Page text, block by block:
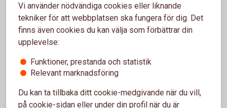
utrikes födda. Det är positivt eftersom många tidigare har
haft det svårt att komma in på arbetsmarknaden säger
Pernilla Johansson.
www.swedbank.se/sru .
Pernilla
, seniorekonom, Swedbank, tfn +
Vi använder nödvändiga cookies eller liknande
tekniker för att webbplatsen ska fungera för dig. Det
finns även cookies du kan välja som förbättrar din
upplevelse:
Funktioner, prestanda och statistik
Relevant marknadsföring
Du kan ta tillbaka ditt cookie-medgivande när du vill,
på cookie-sidan eller under din profil när du är